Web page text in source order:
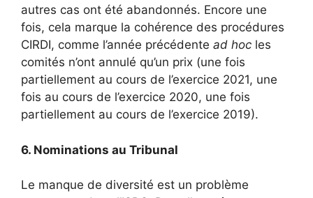
autres cas ont été abandonnés. Encore une
fois, cela marque la cohérence des procédures
CIRDI, comme l’année précédente ad hoc les
comités n’ont annulé qu’un prix (une fois
partiellement au cours de l’exercice 2021, une
fois au cours de l’exercice 2020, une fois
partiellement au cours de l’exercice 2019).
6. Nominations au Tribunal
Le manque de diversité est un problème